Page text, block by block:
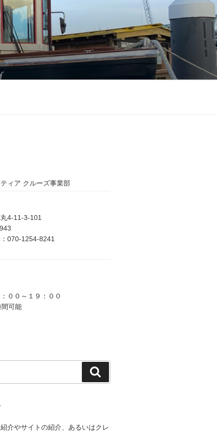
ィア クルーズ事業部
4-11-3-101
070-1254-8241
００～１９：００
可能
索
介やサイトの紹介、あるいはクレ